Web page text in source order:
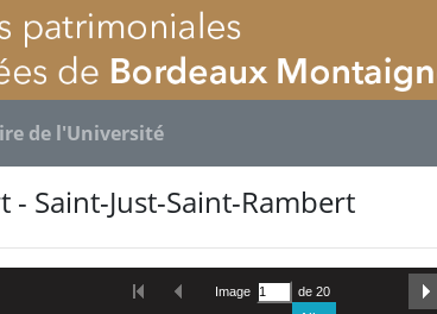
de l'Université
- Saint-Just-Saint-Rambert